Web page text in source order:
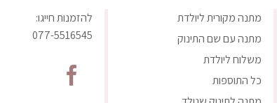
מתנה מקורית ליולדת
מתנה עם שם התינוק
משלוח ליולדת
כל התוספות
להזמנות חייגו:
077-5516545